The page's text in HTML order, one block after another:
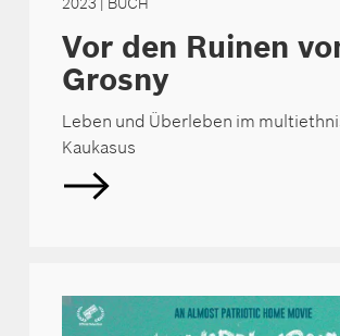
Vor den Ruinen
Grosny
Leben und Überleben im
Kaukasus